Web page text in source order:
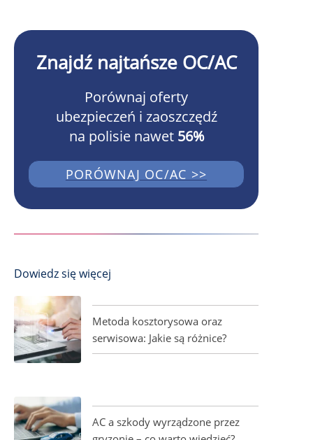
Znajdź najtańsze OC/AC
Porównaj oferty
ubezpieczeń i zaoszczędź
na polisie nawet 56%
PORÓWNAJ OC/AC >>
Dowiedz się więcej
Metoda kosztorysowa oraz
serwisowa: Jakie są różnice?
AC a szkody wyrządzone przez